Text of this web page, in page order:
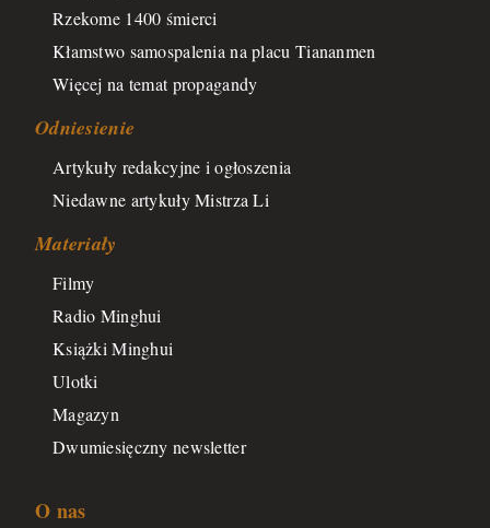
Rzekome 1400 śmierci
Kłamstwo samospalenia na placu Tiananmen
Więcej na temat propagandy
Odniesienie
Artykuły redakcyjne i ogłoszenia
Niedawne artykuły Mistrza Li
Materiały
Filmy
Radio Minghui
Książki Minghui
Ulotki
Magazyn
Dwumiesięczny newsletter
O nas